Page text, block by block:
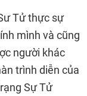
Tử thực sự
mình và cũng
người khác
trình diễn của
Sự Tử